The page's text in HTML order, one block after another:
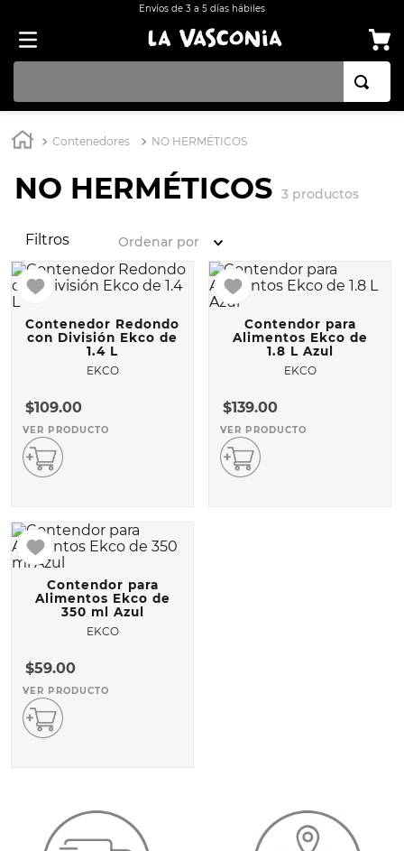
Envíos de 3 a 5 días hábiles
Contenedores NO HERMÉTICOS
NO HERMÉTICOS 3 productos
Filtros Ordenar por
Contenedor Redondo
con División Ekco de
1.4 L
EKCO
$109.00
VER PRODUCTO
Contendor para
Alimentos Ekco de
1.8 L Azul
EKCO
$139.00
VER PRODUCTO
Contendor para
Alimentos Ekco de
350 ml Azul
EKCO
$59.00
VER PRODUCTO
1. OLLA
2. BATERÍA COCINA CON ANTIADHERENTE EKCO 32 PIEZAS ALUMINIO
. SARTEN
5. INDUCCIÓN
6
ACERO INOXIDABLE
BATERÍA
. COMAL
10. VASCONIA PRIMA